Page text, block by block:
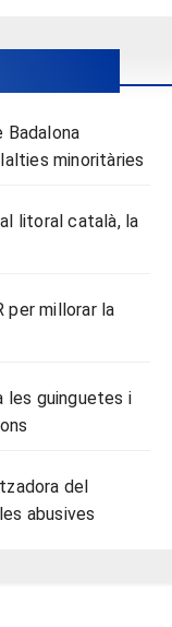
Badalona
minoritàries
litoral català, la
per millorar la
les guinguetes i
del
abusives